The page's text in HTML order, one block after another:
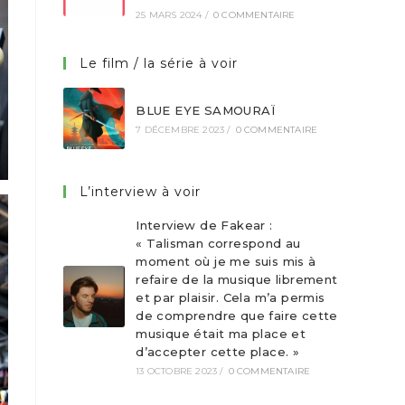
25 MARS 2024 / 0 COMMENTAIRE
Le film / la série à voir
BLUE EYE SAMOURAÏ
7 DÉCEMBRE 2023 / 0 COMMENTAIRE
L’interview à voir
Interview de Fakear :
« Talisman correspond au
moment où je me suis mis à
refaire de la musique librement
et par plaisir. Cela m’a permis
de comprendre que faire cette
musique était ma place et
d’accepter cette place. »
13 OCTOBRE 2023 / 0 COMMENTAIRE